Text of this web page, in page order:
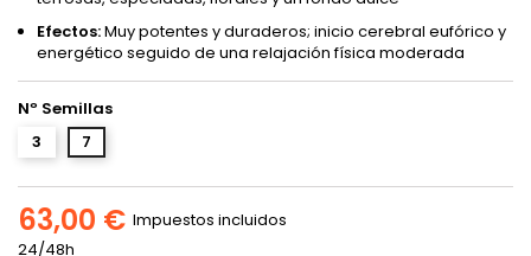
Efectos:Muy potentes y duraderos; inicio cerebral eufórico y
energético seguido de una relajación física moderada
Nº Semillas
3
7
63,00 € Impuestos incluidos
24/48h